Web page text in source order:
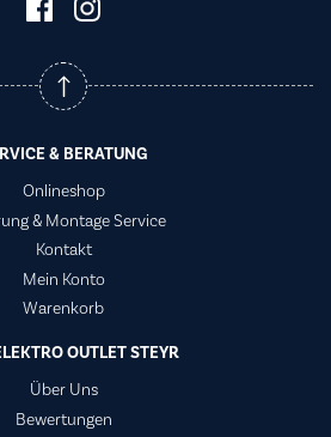
& BERATUNG
Onlineshop
& Montage Service
Kontakt
Mein Konto
Warenkorb
OUTLET STEYR
Über Uns
Bewertungen